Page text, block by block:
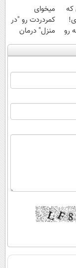
که
رو
میخوای
کمردردت رو "در
منزل" درمان
کنی؟ (◂فیلم +
◂پرسش‌نامه)